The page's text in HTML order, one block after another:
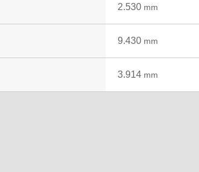
2.530 mm
9.430 mm
3.914 mm